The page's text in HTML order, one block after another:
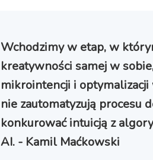
Wchodzimy w etap, w
kreatywności samej w
mikrointencji i
nie zautomatyzują procesu
konkurować intuicją z
AI. - Kamil Maćkowski